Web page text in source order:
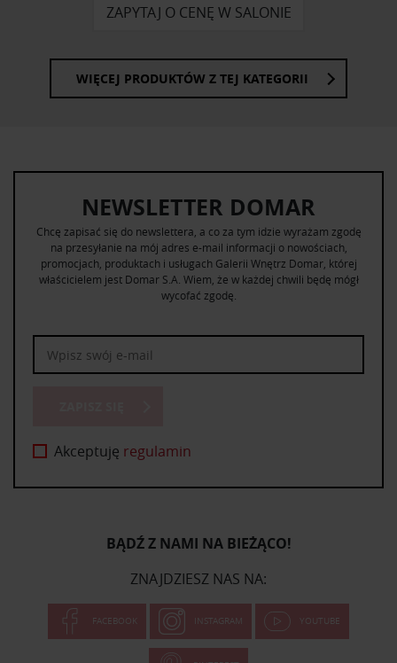
ZAPYTAJ O CENĘ W SALONIE
WIĘCEJ PRODUKTÓW Z TEJ KATEGORII
NEWSLETTER DOMAR
Chcę zapisać się do newslettera, a co za tym idzie wyrażam zgodę
na przesyłanie na mój adres e-mail informacji o nowościach,
promocjach, produktach i usługach Galerii Wnętrz Domar, której
właścicielem jest Domar S.A. Wiem, że w każdej chwili będę mógł
wycofać zgodę.
Akceptuję regulamin
BĄDŹ Z NAMI NA BIEŻĄCO!
ZNAJDZIESZ NAS NA:
FACEBOOK INSTAGRAM YOUTUBE